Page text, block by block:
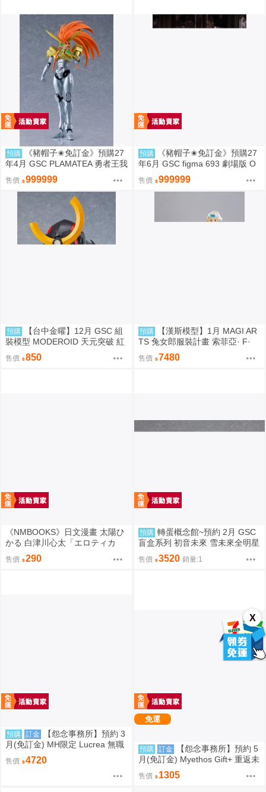
X
預購
《豬帽子✬免訂金》預購27
年4月 GSC PLAMATEA 勇者王我
王凱牙 獅子王凱 0906
售價 999999
預購
《豬帽子✬免訂金》預購27
年6月 GSC figma 693 劇場版 O
VERLORD 聖王國篇 雅兒貝德 0
913
售價 999999
預購
【台中金曜】12月 GSC 組
裝模型 MODEROID 天元突破 紅
蓮螺巖 紅蓮螺巖 再版 0904
售價 850
預購
【漢斯模型】1月 MAGI AR
TS 兔女郎服裝計畫 索菲亞· F·
希琳 機甲修女 亮色特別版 高峰N
adare
售價 7480
《NMBOOKS》日文漫畫 太陽ひ
かる 白津川心太「エロティカ
ル・ウィザードと12人の花嫁
(4)」
售價 290
預購 轉蛋概念館~預約 2月 GSC
盲盒系列 初音未來 雪未來全明星
模型收藏 Vol.2 8入 超商付款免訂
金
售價 3520 銷量:1
預購 訂金
【怨念事務所】預約 3
月(免訂金) MH限定 Lucrea 無職
轉生 艾莉絲 全高約27公分 0816
售價 4720
免運
預購 訂金
【怨念事務所】預約 5
月(免訂金) Myethos Gift+ 重返未
來 1999 兔毛手袋 1/8 1011
售價 1305